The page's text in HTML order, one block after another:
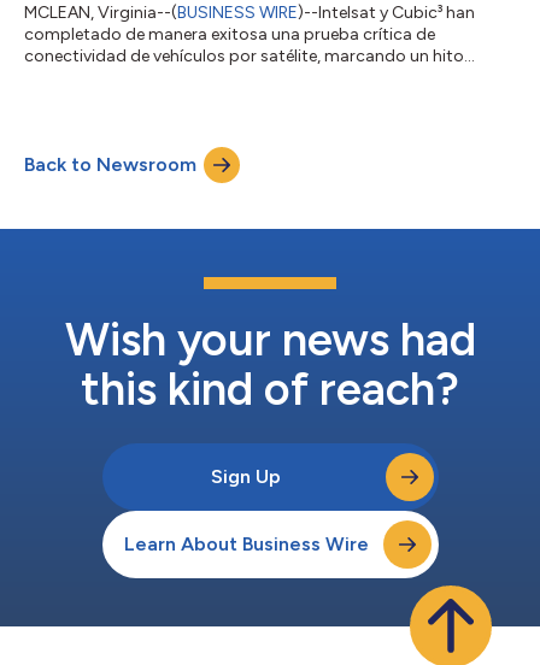
MCLEAN, Virginia--(BUSINESS WIRE)--Intelsat y Cubic³ han
completado de manera exitosa una prueba crítica de
conectividad de vehículos por satélite, marcando un hito
y la plataforma de software de Cubic³, lo que puso en evidencia
cómo las redes terrestres y no terrestres pueden conectarse a
Back to Newsroom
Wish your news had
this kind of reach?
Sign Up
Learn About Business Wire